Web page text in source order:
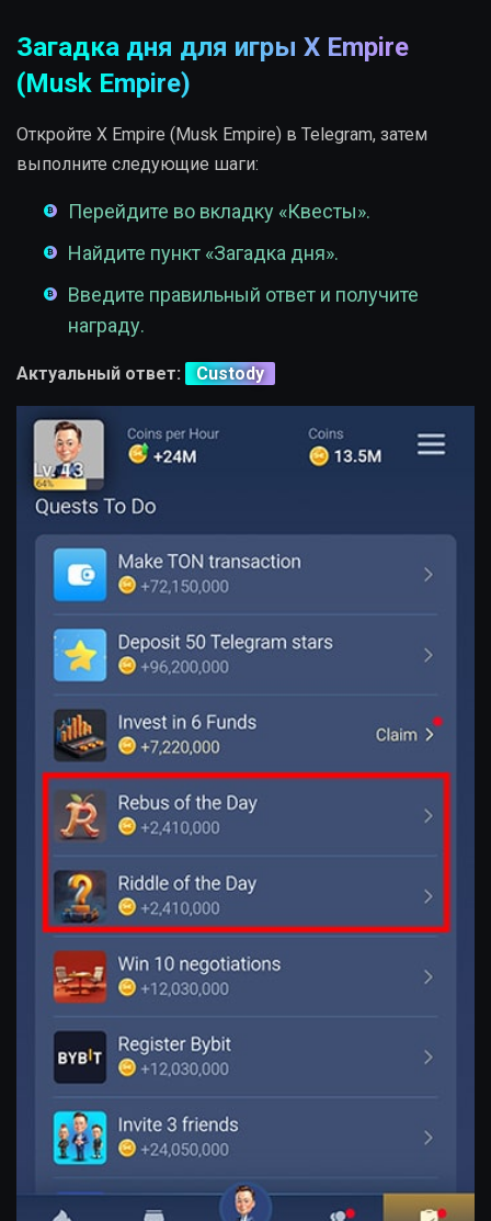
Загадка дня для игры X Empire
(Musk Empire)
Откройте X Empire (Musk Empire) в Telegram, затем
выполните следующие шаги:
Перейдите во вкладку «Квесты».
Найдите пункт «Загадка дня».
Введите правильный ответ и получите
награду.
Актуальный ответ: Custody